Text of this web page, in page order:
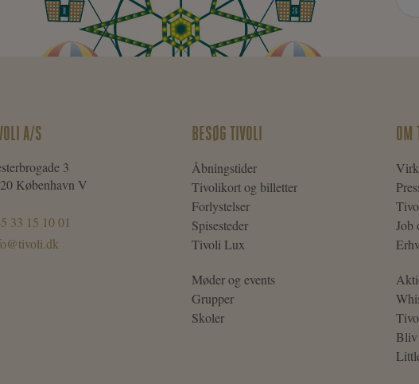
A/S
3
København V
33 15 10 01
BESØG TIVOLI
Åbningstider
Tivolikort og billetter
Forlystelser
Spisesteder
Tivoli Lux
Møder og events
Grupper
Skoler
OM
Job